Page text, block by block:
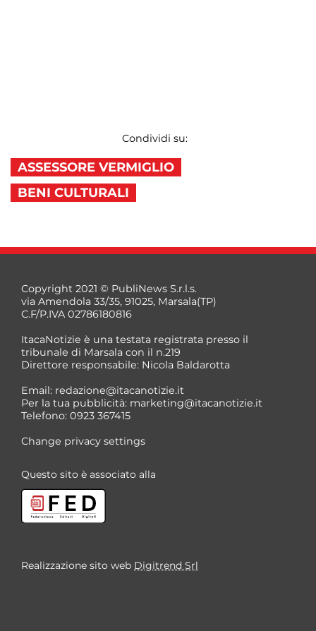
Condividi su:
ASSESSORE VERMIGLIO
BENI CULTURALI
Copyright 2021 © PubliNews S.r.l.s.
via Amendola 33/35, 91025, Marsala(TP)
C.F/P.IVA 02786180816
ItacaNotizie è una testata registrata presso il
tribunale di Marsala con il n.219
Direttore responsabile: Nicola Baldarotta
Email: redazione@itacanotizie.it
Per la tua pubblicità: marketing@itacanotizie.it
Telefono: 0923 367415
Change privacy settings
Questo sito è associato alla
Realizzazione sito web Digitrend Srl